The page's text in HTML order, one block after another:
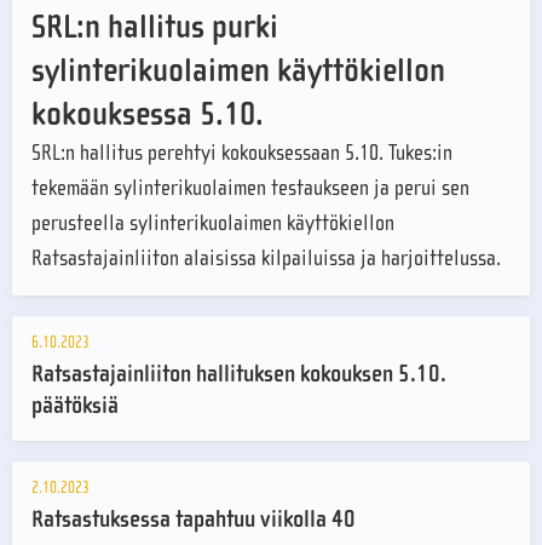
SRL:n hallitus purki
sylinterikuolaimen käyttökiellon
kokouksessa 5.10.
SRL:n hallitus perehtyi kokouksessaan 5.10. Tukes:in
tekemään sylinterikuolaimen testaukseen ja perui sen
perusteella sylinterikuolaimen käyttökiellon
Ratsastajainliiton alaisissa kilpailuissa ja harjoittelussa.
6.10.2023
Ratsastajainliiton hallituksen kokouksen 5.10.
päätöksiä
2.10.2023
Ratsastuksessa tapahtuu viikolla 40